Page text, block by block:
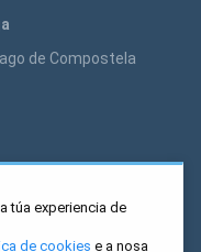
de Compostela
túa experiencia de
de cookies e a nosa